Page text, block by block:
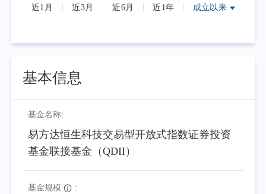
近1月 近3月 近6月 近1年 成立以来
基本信息
基金名称:
易方达恒生科技交易型开放式指数证券投资
基金联接基金（QDII）
基金规模 :